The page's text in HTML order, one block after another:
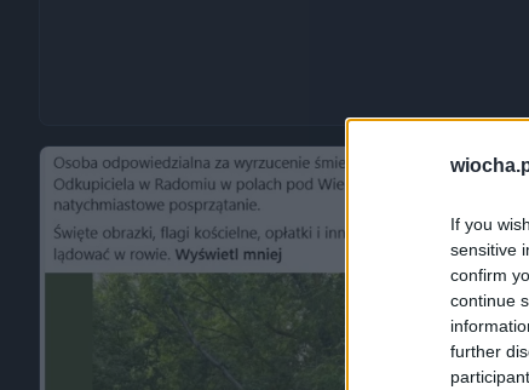
If you
sensitive
confirm
continue
further